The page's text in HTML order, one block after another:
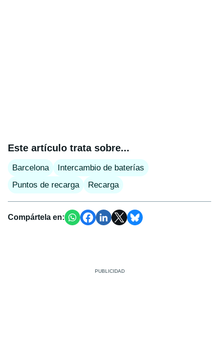
Este artículo trata sobre...
Barcelona
Intercambio de baterías
Puntos de recarga
Recarga
Compártela en: